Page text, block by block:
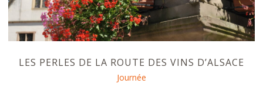
LES PERLES DE LA ROUTE DES VINS D’ALSACE
Journée